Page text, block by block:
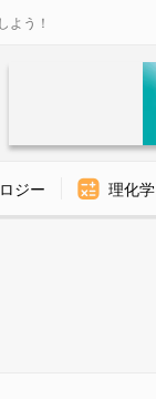
よう！
ジー 理化学